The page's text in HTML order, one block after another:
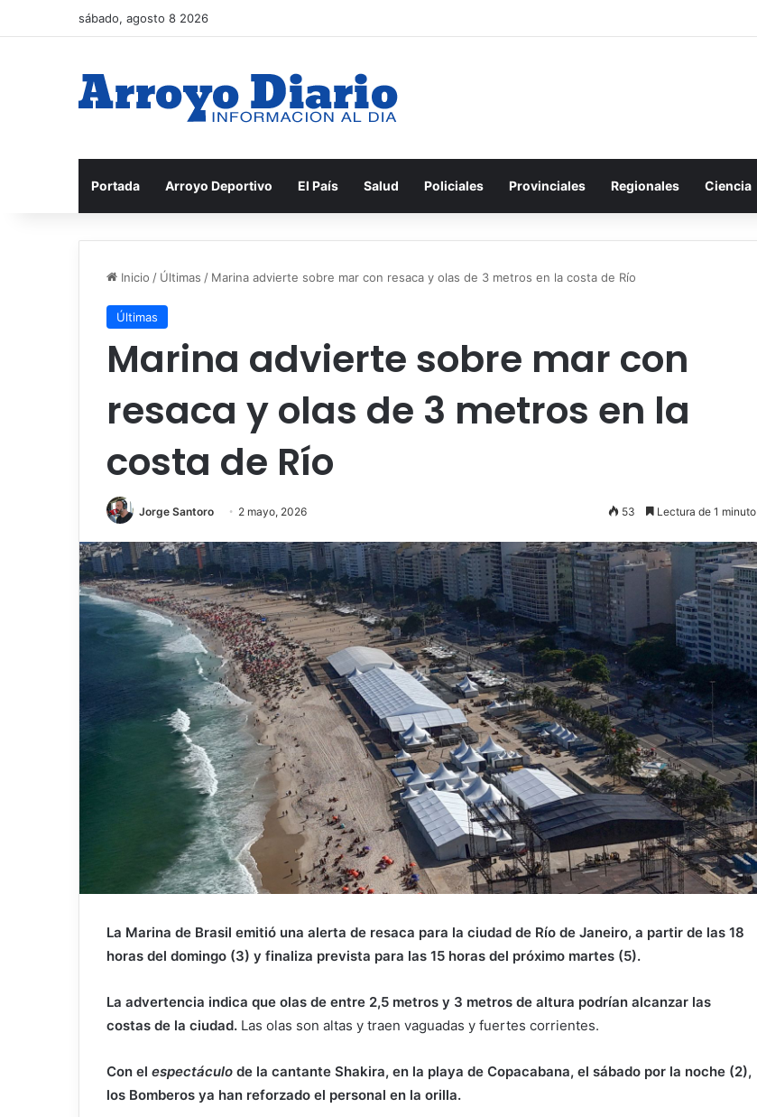
sábado, agosto 8 2026
Portada Arroyo Deportivo El País Salud Policiales Provinciales Regionales Ciencia
Inicio / Últimas / Marina advierte sobre mar con resaca y olas de 3 metros en la costa de Río
Últimas
Marina advierte sobre mar con
resaca y olas de 3 metros en la
costa de Río
Jorge Santoro 2 mayo, 2026 53 Lectura de 1 minuto
La Marina de Brasil emitió una alerta de resaca para la ciudad de Río de Janeiro, a partir de las 18
horas del domingo (3) y finaliza prevista para las 15 horas del próximo martes (5).
La advertencia indica que olas de entre 2,5 metros y 3 metros de altura podrían alcanzar las
costas de la ciudad. Las olas son altas y traen vaguadas y fuertes corrientes.
Con el espectáculo de la cantante Shakira, en la playa de Copacabana, el sábado por la noche (2),
los Bomberos ya han reforzado el personal en la orilla.